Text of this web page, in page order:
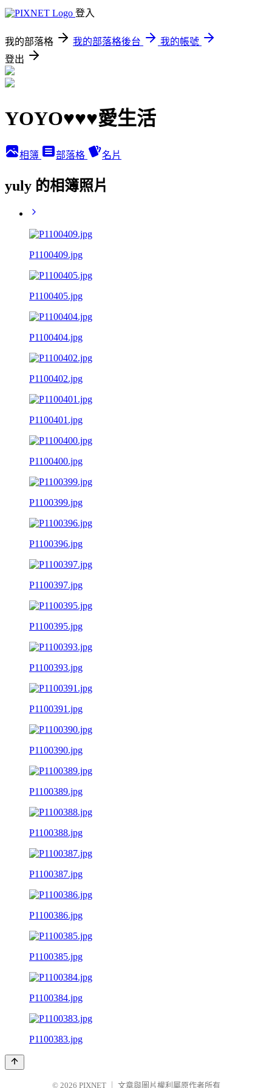
登入
我的部落格 我的部落格後台
我的帳號
登出
YOYO♥♥♥愛生活
相簿 部落格 名片
yuly 的相簿照片
P1100409.jpg
P1100405.jpg
P1100404.jpg
P1100402.jpg
P1100401.jpg
P1100400.jpg
P1100399.jpg
P1100396.jpg
P1100397.jpg
P1100395.jpg
P1100393.jpg
P1100391.jpg
P1100390.jpg
P1100389.jpg
P1100388.jpg
P1100387.jpg
P1100386.jpg
P1100385.jpg
P1100384.jpg
P1100383.jpg
© 2026 PIXNET 文章與圖片權利屬原作者所有